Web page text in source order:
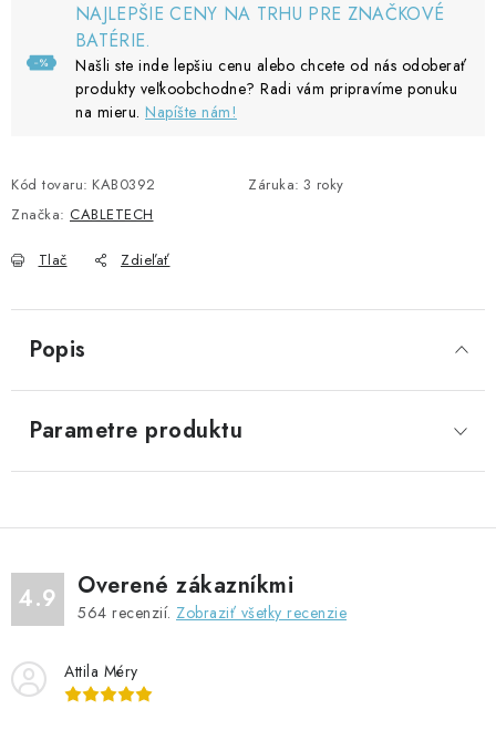
NAJLEPŠIE CENY NA TRHU PRE ZNAČKOVÉ
BATÉRIE.
Našli ste inde lepšiu cenu alebo chcete od nás odoberať
produkty veľkoobchodne? Radi vám pripravíme ponuku
na mieru. Napíšte nám!
Kód tovaru: KAB0392 Záruka: 3 roky
Značka: CABLETECH
Tlač Zdieľať
Popis
Parametre produktu
4.9 Overené zákazníkmi
564 recenzií. Zobraziť všetky recenzie
Attila Méry